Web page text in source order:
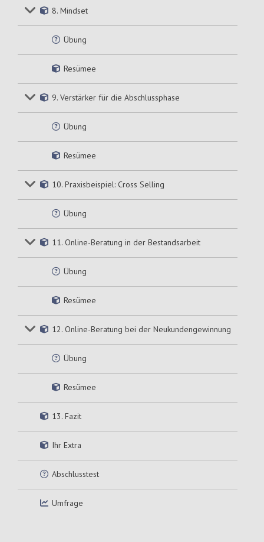
8. Mindset
Übung
Resümee
9. Verstärker für die Abschlussphase
Übung
Resümee
10. Praxisbeispiel: Cross Selling
Übung
11. Online-Beratung in der Bestandsarbeit
Übung
Resümee
12. Online-Beratung bei der Neukundengewinnung
Übung
Resümee
13. Fazit
Ihr Extra
Abschlusstest
Umfrage